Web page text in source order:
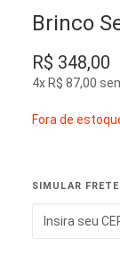
Brinco
R$ 348,00
4x R$ 87,00
Fora de
SIMULAR